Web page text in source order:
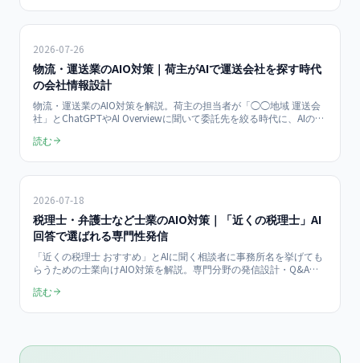
2026-07-26
物流・運送業のAIO対策｜荷主がAIで運送会社を探す時代
の会社情報設計
物流・運送業のAIO対策を解説。荷主の担当者が「◯◯地域 運送会
社」とChatGPTやAI Overviewに聞いて委託先を絞る時代に、AIの回
化。当社のAIO対策は診断100,000円（一括）、スタンダード
読む
2026-07-18
税理士・弁護士など士業のAIO対策｜「近くの税理士」AI
回答で選ばれる専門性発信
「近くの税理士 おすすめ」とAIに聞く相談者に事務所名を挙げても
らうための士業向けAIO対策を解説。専門分野の発信設計・Q&A構
AIO対策は診断100,000円（一括）、運用はスタンダード250,000
読む